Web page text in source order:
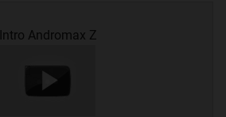
Intro Andromax Z